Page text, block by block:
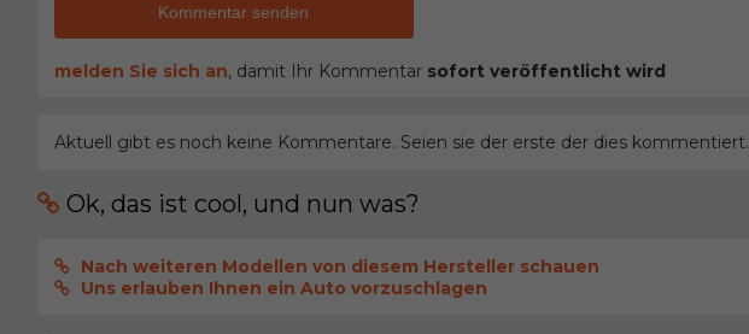
Kommentar senden
melden Sie sich an, damit Ihr Kommentar sofort veröffentlicht wird
Aktuell gibt es noch keine Kommentare. Seien sie der erste der dies kommentiert.
Ok, das ist cool, und nun was?
Nach weiteren Modellen von diesem Hersteller schauen
Uns erlauben Ihnen ein Auto vorzuschlagen